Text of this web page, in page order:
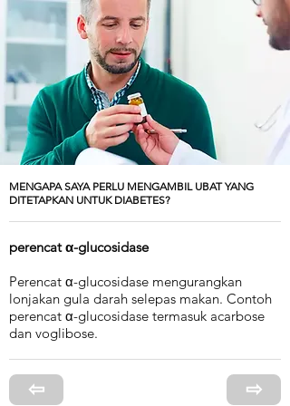
MENGAPA SAYA PERLU MENGAMBIL UBAT YANG
DITETAPKAN UNTUK DIABETES?
perencat α-glucosidase
Perencat α-glucosidase mengurangkan
lonjakan gula darah selepas makan. Contoh
perencat α-glucosidase termasuk acarbose
dan voglibose.
⇦ ⇨